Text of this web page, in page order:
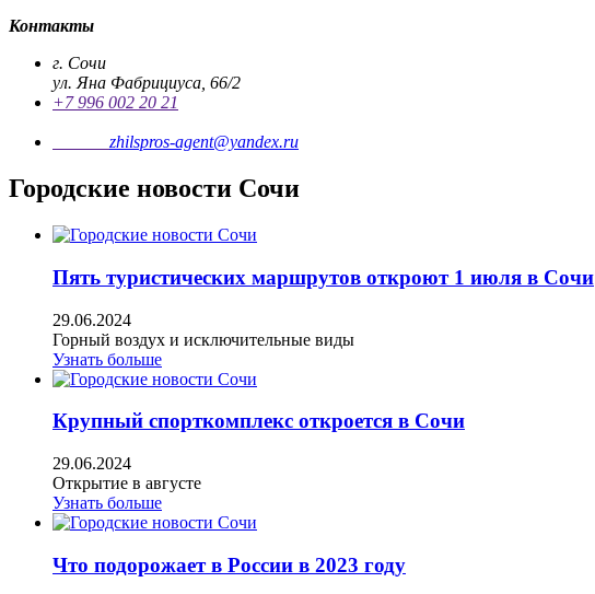
Контакты
г. Сочи
ул. Яна Фабрициуса, 66/2
+7 996 002 20 21
zhilspros-agent@yandex.ru
Городские новости Сочи
Пять туристических маршрутов откроют 1 июля в Сочи
29.06.2024
Горный воздух и исключительные виды
Узнать больше
Крупный спорткомплекс откроется в Сочи
29.06.2024
Открытие в августе
Узнать больше
Что подорожает в России в 2023 году